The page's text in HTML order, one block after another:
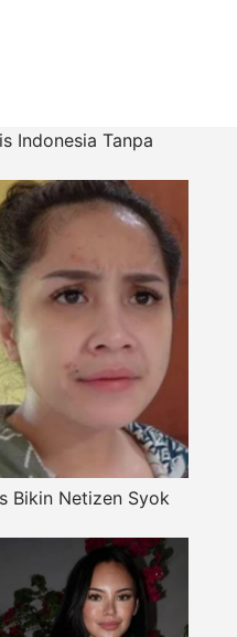
Indonesia Tanpa
Bikin Netizen Syok